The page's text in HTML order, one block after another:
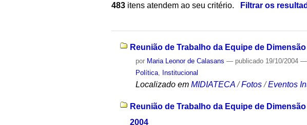
483 itens atendem ao seu critério.
Filtrar os
Reunião de Trabalho da Equipe de
por Maria Leonor de Calasans — publicado 19/10/2004—
Política
Institucional
Localizado em MIDIATECA /Fotos /Eventos
Reunião de Trabalho da Equipe de
2004